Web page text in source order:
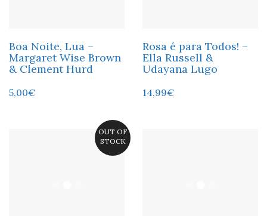
Boa Noite, Lua –
Margaret Wise Brown
& Clement Hurd
5,00€
Rosa é para Todos! –
Ella Russell &
Udayana Lugo
14,99€
OUT OF
STOCK